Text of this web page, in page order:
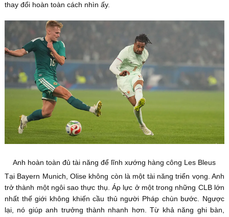
thay đổi hoàn toàn cách nhìn ấy.
Anh hoàn toàn đủ tài năng để lĩnh xướng hàng công Les Bleus
Tại Bayern Munich, Olise không còn là một tài năng triển vọng. Anh
trở thành một ngôi sao thực thụ. Áp lực ở một trong những CLB lớn
nhất thế giới không khiến cầu thủ người Pháp chùn bước. Ngược
lại, nó giúp anh trưởng thành nhanh hơn. Từ khả năng ghi bàn,